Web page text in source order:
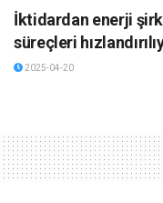
İktidardan enerji
süreçleri
2025-04-20